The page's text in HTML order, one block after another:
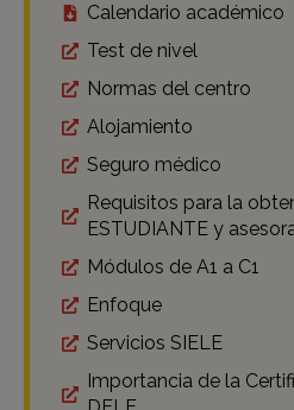
Calendario académico
Test de nivel
Normas del centro
Alojamiento
Seguro médico
Requisitos para la
ESTUDIANTE y
Módulos de A1 a C1
Enfoque
Servicios SIELE
Importancia de la